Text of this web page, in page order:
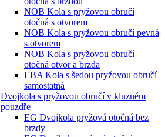
NOB Kola s pryžovou obručí
otočná s otvorem
NOB Kola s pryžovou obručí pevná
s otvorem
NOB Kola s pryžovou obručí
otočná otvor a brzda
EBA Kola s šedou pryžovou obručí
samostatná
Dvojkola s pryžovou obručí v kluzném
pouzdře
EG Dvojkola pryžová otočná bez
brzdy